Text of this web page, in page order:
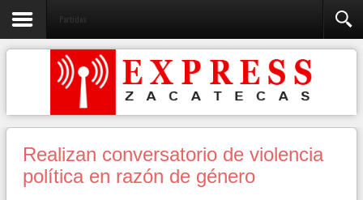
Partidos
Realizan conversatorio de violencia
política en razón de género